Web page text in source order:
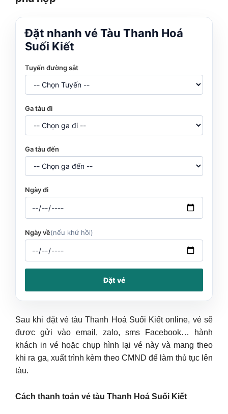
Đặt nhanh vé Tàu Thanh Hoá
Suối Kiết
Tuyến đường sắt
Ga tàu đi
Ga tàu đến
Ngày đi
Ngày về(nếu khứ hồi)
Đặt vé
Sau khi đặt vé tàu Thanh Hoá Suối Kiết online, vé sẽ
được gửi vào email, zalo, sms Facebook… hành
khách in vé hoặc chụp hình lại vé này và mang theo
khi ra ga, xuất trình kèm theo CMND để làm thủ tục lên
tàu.
Cách thanh toán vé tàu Thanh Hoá Suối Kiết